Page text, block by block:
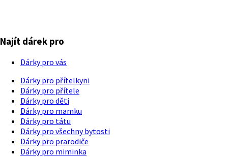
Najít dárek pro
Dárky pro vás
Dárky pro přítelkyni
Dárky pro přítele
Dárky pro děti
Dárky pro mamku
Dárky pro tátu
Dárky pro všechny bytosti
Dárky pro prarodiče
Dárky pro miminka